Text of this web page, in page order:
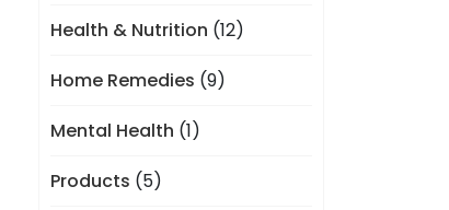
Health & Nutrition (12)
Home Remedies (9)
Mental Health (1)
Products (5)